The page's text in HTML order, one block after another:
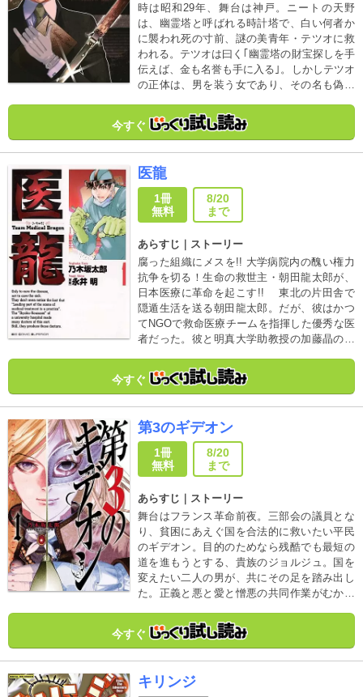
時は昭和29年、舞台は神戸。ニートの天野
は、幽霊塔と呼ばれる時計塔で、白い何者か
に襲われ死の寸前、謎の美青年・テツオに救
われる。テツオは曰く｢幽霊塔の財宝探しを手
伝えば、金も名誉も手に入る｣。しかしテツオ
の正体は、男を装う女であり、その名も偽名
今すぐ
医龍
1冊
無料
8/20
まで
あらすじ｜ストーリー
腐った組織にメスを!! 大学病院内の醜い権力
抗争を切る！生命の救世主・朝田龍太郎が、
日本医療に革命を起こす!! 東北の片田舎で
隠遁生活を送る朝田龍太郎。だが、彼はかつ
てNGOで救命医療チームを指揮した優秀な医
者だった。彼と明真大学助教授の加藤晶の出
と、もう大学病院にはいけない…!? かつてな
いメディカルドラマが今、ここに…!! 究極の
今すぐ
第3のギデオン
1冊
無料
8/20
まで
あらすじ｜ストーリー
舞台はフランス革命前夜。三部会の議員とな
り、貧困にあえぐ国を合法的に救いたい平民
のギデオン。目的のためなら残酷でも最短の
道を進もうとする、貴族のジョルジュ。国を
変えたい二人の男が、共にその足を踏み出し
た。正義と悪と愛と憎悪の共同作業がむかう
今すぐ
キリンジ